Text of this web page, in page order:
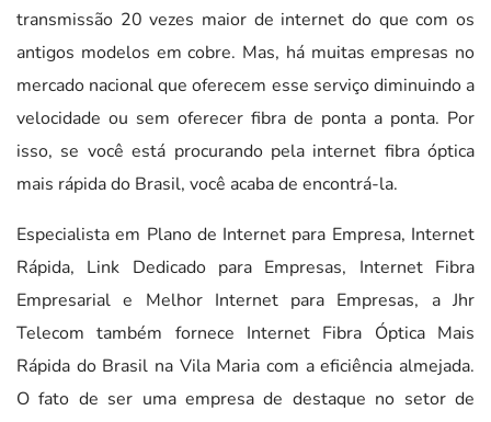
transmissão 20 vezes maior de internet do que com os
antigos modelos em cobre. Mas, há muitas empresas no
mercado nacional que oferecem esse serviço diminuindo a
velocidade ou sem oferecer fibra de ponta a ponta. Por
isso, se você está procurando pela internet fibra óptica
mais rápida do Brasil, você acaba de encontrá-la.
Especialista em Plano de Internet para Empresa, Internet
Rápida, Link Dedicado para Empresas, Internet Fibra
Empresarial e Melhor Internet para Empresas, a Jhr
Telecom também fornece Internet Fibra Óptica Mais
Rápida do Brasil na Vila Maria com a eficiência almejada.
O fato de ser uma empresa de destaque no setor de